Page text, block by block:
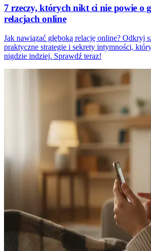
7 rzeczy, których nikt ci nie powie o
relacjach online
Jak nawiązać głęboką relację online? Odkryj
praktyczne strategie i sekrety intymności,
nigdzie indziej. Sprawdź teraz!